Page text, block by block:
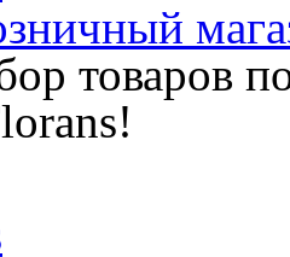
товаров